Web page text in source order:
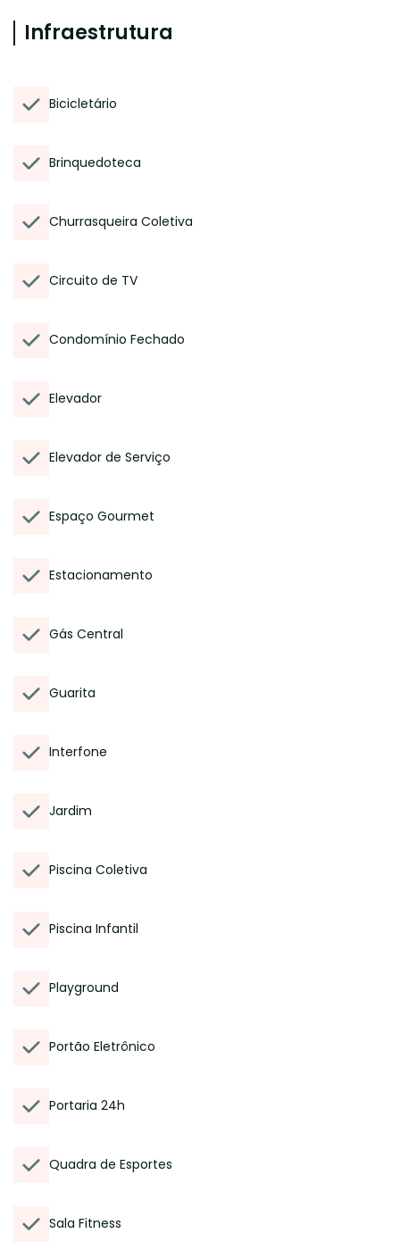
Infraestrutura
Bicicletário
Brinquedoteca
Churrasqueira Coletiva
Circuito de TV
Condomínio Fechado
Elevador
Elevador de Serviço
Espaço Gourmet
Estacionamento
Gás Central
Guarita
Interfone
Jardim
Piscina Coletiva
Piscina Infantil
Playground
Portão Eletrônico
Portaria 24h
Quadra de Esportes
Sala Fitness